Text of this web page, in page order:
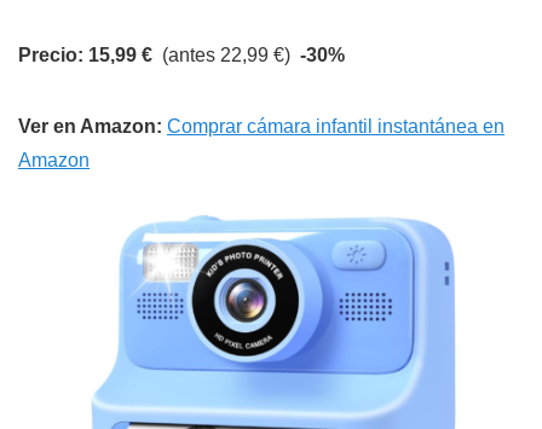
Precio: 15,99 € (antes 22,99 €) -30%
Ver en Amazon: Comprar cámara infantil instantánea en
Amazon